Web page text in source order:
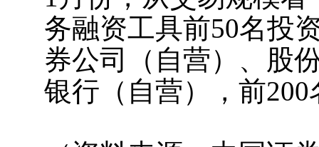
务融资工具前50名投
券公司（自营）、股
银行（自营），前